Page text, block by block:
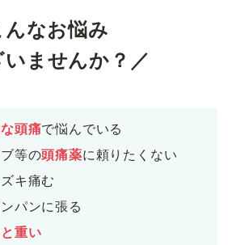
んなお悩み
いませんか？／
頭痛で悩んでいる
等の頭痛薬に頼りたくない
キ痛む
パンに張る
重い